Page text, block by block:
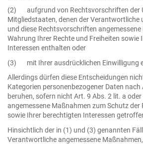
(2) aufgrund von Rechtsvorschriften der
Mitgliedstaaten, denen der Verantwortliche
und diese Rechtsvorschriften
Wahrung Ihrer Rechte und Freiheiten sowie
Interessen enthalten oder
(3) mit Ihrer ausdrücklichen Einwilligung
Allerdings dürfen diese Entscheidungen
Kategorien personenbezogener Daten nach
beruhen, sofern nicht Art. 9 Abs. 2 lit. a oder
angemessene Maßnahmen zum Schutz der
sowie Ihrer berechtigten Interessen
Hinsichtlich der in (1) und (3) genannten
Verantwortliche angemessene